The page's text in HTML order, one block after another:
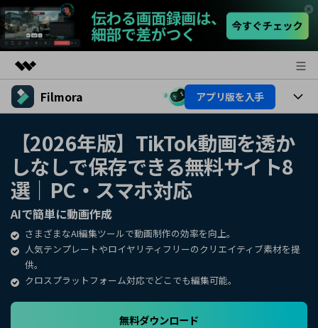
製品
ユーティリティ
法人・教育・パートナー
概要
ソリューション
企業情報
プラン＆価格
サポート
Filmora アプリ版を入手
製品
プラットフォーム
製品機能
AI機能
AI機能
AIヒント
活用法
Filmoraのユーザー層
ビデオソリューション
動画編集関連知識
動画編集のコツ
サポート
【2026年版】TikTok動画を透か
しなしで保存できる無料サイト8
選｜PC・スマホ対応
AIで簡単に動画作成
さまざまなAI編集ツールで動画制作の効率を向上。
人気テンプレートやロイヤリティフリーのクリエイティブ素材を提
供。
クロスプラットフォーム対応でどこでも編集可能。
無料ダウンロード